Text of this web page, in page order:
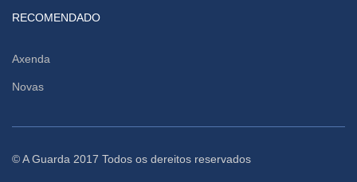
RECOMENDADO
Axenda
Novas
© A Guarda 2017 Todos os dereitos reservados